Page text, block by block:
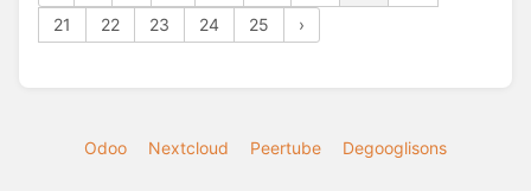
21
22 23 24 25 ›
Odoo Nextcloud Peertube Degooglisons